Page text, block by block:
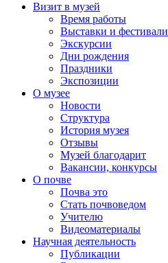
Визит в музей
Время работы
Выставки и фестивали
Экскурсии
Дни рождения
Праздники
Экспозиции
О музее
Новости
Структура
История музея
Отзывы
Музей благодарит
Вакансии, конкурсы
О почве
Почва это
Стать почвоведом
Учителю
Видеоматериалы
Научная деятельность
Публикации